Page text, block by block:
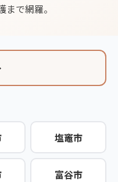
で網羅。
塩竈市
富谷市